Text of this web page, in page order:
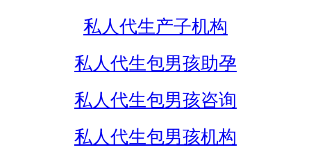
私人代生产子机构
私人代生包男孩助孕
私人代生包男孩咨询
私人代生包男孩机构